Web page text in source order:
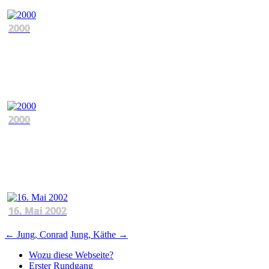
2000
2000
16. Mai 2002
Beitragsnavigation
← Jung, Conrad Jung, Käthe →
Wozu diese Webseite?
Erster Rundgang